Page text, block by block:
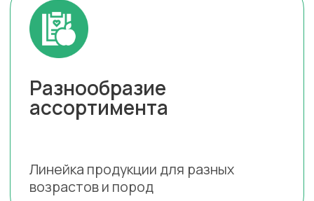
СКИДКА
НА ОЗОН
Скопировать промокод
Воспользуйтесь возможностью
приобрести корм GrandHoli по
невероятно выгодной цене. Введите
промокод PETAGRO55